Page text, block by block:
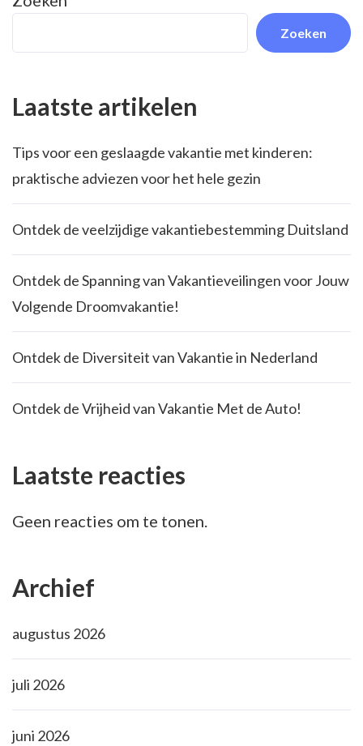
Zoeken
Laatste artikelen
Tips voor een geslaagde vakantie met kinderen:
praktische adviezen voor het hele gezin
Ontdek de veelzijdige vakantiebestemming Duitsland
Ontdek de Spanning van Vakantieveilingen voor Jouw
Volgende Droomvakantie!
Ontdek de Diversiteit van Vakantie in Nederland
Ontdek de Vrijheid van Vakantie Met de Auto!
Laatste reacties
Geen reacties om te tonen.
Archief
augustus 2026
juli 2026
juni 2026